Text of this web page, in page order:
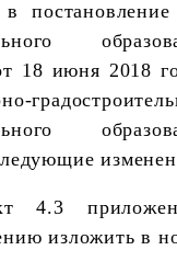
постановление
18 июня 2018
4.3
изложить в